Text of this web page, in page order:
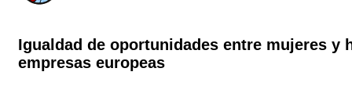
Igualdad de oportunidades entre mujeres y
empresas europeas